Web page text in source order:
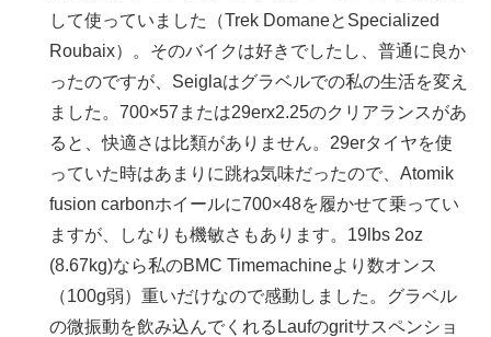
して使っていました（Trek DomaneとSpecialized
Roubaix）。そのバイクは好きでしたし、普通に良か
ったのですが、Seiglaはグラベルでの私の生活を変え
ました。700×57または29erx2.25のクリアランスがあ
ると、快適さは比類がありません。29erタイヤを使
っていた時はあまりに跳ね気味だったので、Atomik
fusion carbonホイールに700×48を履かせて乗ってい
ますが、しなりも機敏さもあります。19lbs 2oz
(8.67kg)なら私のBMC Timemachineより数オンス
（100g弱）重いだけなので感動しました。グラベル
の微振動を飲み込んでくれるLaufのgritサスペンショ